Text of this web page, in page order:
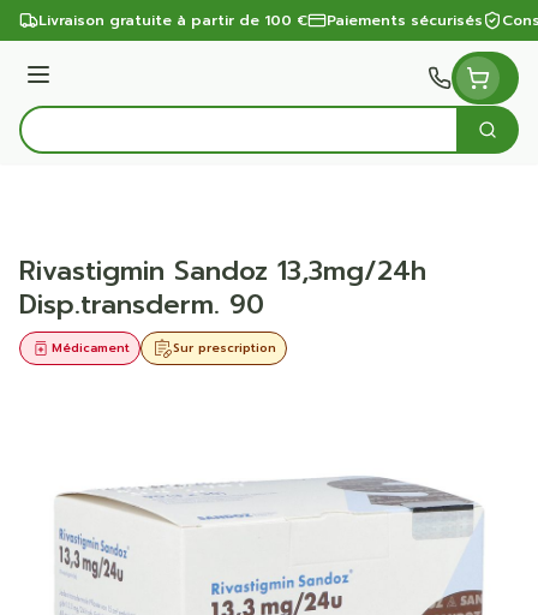
Aller au contenu
Livraison gratuite à partir de 100 € Paiements sécurisés
Menu
Rechercher
Rivastigmin Sandoz 13,3mg/24h
Disp.transderm. 90
Sur prescription
Médicament